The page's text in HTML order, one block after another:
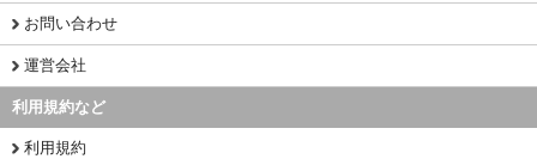
お問い合わせ
運営会社
利用規約など
利用規約